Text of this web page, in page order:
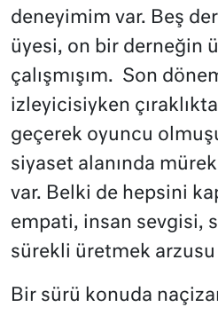
deneyimim var. Beş
üyesi, on bir derneğin
çalışmışım. Son
izleyicisiyken
geçerek oyuncu
siyaset alanında
var. Belki de hepsini
empati, insan sevgisi,
sürekli üretmek arzusu
Bir sürü konuda